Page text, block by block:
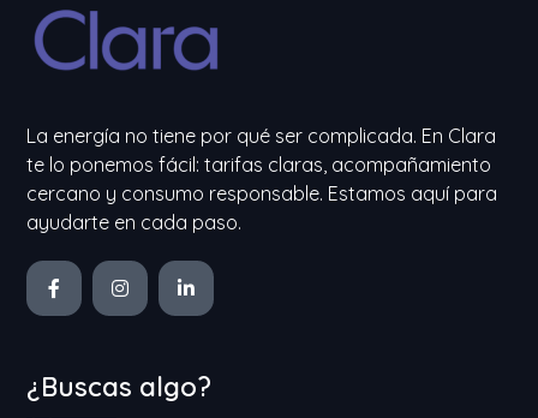
La energía no tiene por qué ser complicada. En Clara
te lo ponemos fácil: tarifas claras, acompañamiento
cercano y consumo responsable. Estamos aquí para
ayudarte en cada paso.
¿Buscas algo?